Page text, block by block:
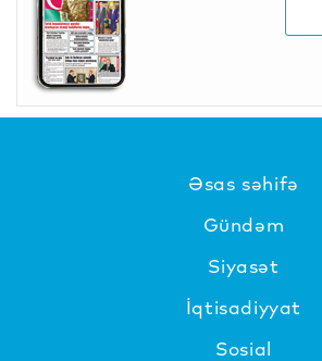
Əsas səhifə
Gündəm
Siyasət
İqtisadiyyat
Sosial